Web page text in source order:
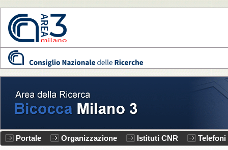
contenuti.
Spostati
navigazione
CNR - Area3
Bicocca
SezioniPortale Organizzazione Istituti CNR Telefoni